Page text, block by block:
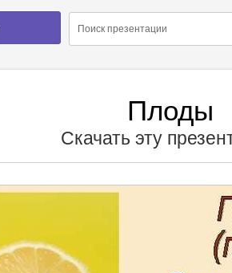
Плоды
Скачать эту